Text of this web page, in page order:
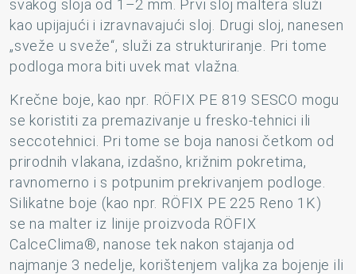
svakog sloja od 1–2 mm. Prvi sloj maltera služi
kao upijajući i izravnavajući sloj. Drugi sloj, nanesen
„sveže u sveže“, služi za strukturiranje. Pri tome
podloga mora biti uvek mat vlažna.
Krečne boje, kao npr. RÖFIX PE 819 SESCO mogu
se koristiti za premazivanje u fresko-tehnici ili
seccotehnici. Pri tome se boja nanosi četkom od
prirodnih vlakana, izdašno, križnim pokretima,
ravnomerno i s potpunim prekrivanjem podloge.
Silikatne boje (kao npr. RÖFIX PE 225 Reno 1K)
se na malter iz linije proizvoda RÖFIX
CalceClima®, nanose tek nakon stajanja od
najmanje 3 nedelje, korištenjem valjka za bojenje ili